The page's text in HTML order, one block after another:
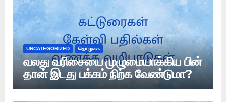
UNCATEGORIZED தொழுகை
வலது வரிசையை முழுமையாக்கிய பின்
தான் இடது பக்கம் நிற்க வேண்டுமா?